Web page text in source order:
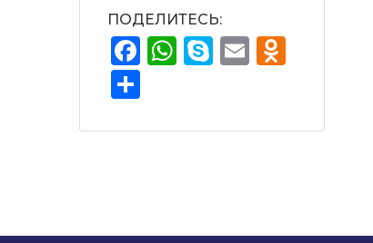
ПОДЕЛИТЕСЬ:
Facebook
WhatsApp
SkypeEmail